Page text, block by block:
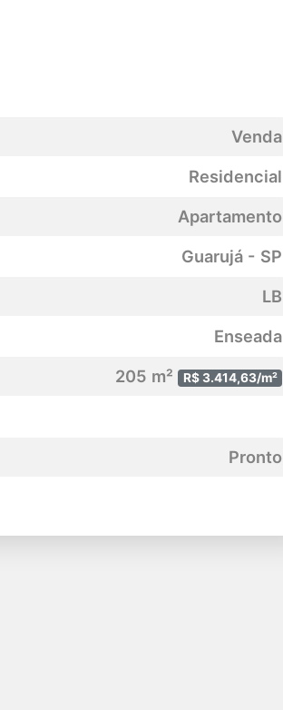
Venda
Residencial
Apartamento
Guarujá - SP
LB
Enseada
205 m² R$ 3.414,63/m²
Pronto